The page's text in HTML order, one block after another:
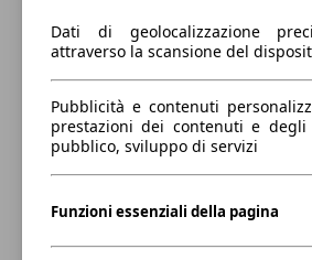
MX-30 35,5kWh Exclusive Line
Dati di geolocalizzazione
attraverso la scansione del
Pubblicità e contenuti
prestazioni dei contenuti e
pubblico, sviluppo di servizi
Funzioni essenziali della pagina